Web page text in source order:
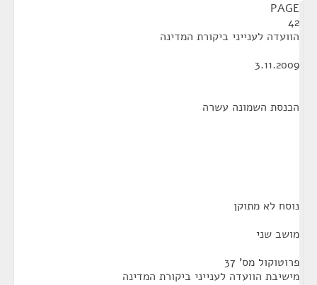
PAGE
42
הוועדה לענייני ביקורת המדינה
3.11.2009
הכנסת השמונה עשרה
נוסח לא מתוקן
מושב שני
פרוטוקול מס' 37
מישיבת הוועדה לענייני ביקורת המדינה